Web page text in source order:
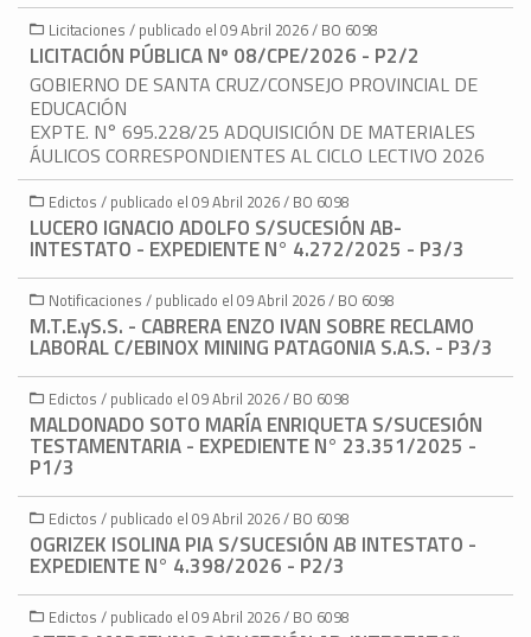
Licitaciones / publicado el 09 Abril 2026 / BO 6098
LICITACIÓN PÚBLICA Nº 08/CPE/2026 - P2/2
GOBIERNO DE SANTA CRUZ/CONSEJO PROVINCIAL DE
EDUCACIÓN
EXPTE. N° 695.228/25 ADQUISICIÓN DE MATERIALES
ÁULICOS CORRESPONDIENTES AL CICLO LECTIVO 2026
Edictos / publicado el 09 Abril 2026 / BO 6098
LUCERO IGNACIO ADOLFO S/SUCESIÓN AB-
INTESTATO - EXPEDIENTE N° 4.272/2025 - P3/3
Notificaciones / publicado el 09 Abril 2026 / BO 6098
M.T.E.yS.S. - CABRERA ENZO IVAN SOBRE RECLAMO
LABORAL C/EBINOX MINING PATAGONIA S.A.S. - P3/3
Edictos / publicado el 09 Abril 2026 / BO 6098
MALDONADO SOTO MARÍA ENRIQUETA S/SUCESIÓN
TESTAMENTARIA - EXPEDIENTE N° 23.351/2025 -
P1/3
Edictos / publicado el 09 Abril 2026 / BO 6098
OGRIZEK ISOLINA PIA S/SUCESIÓN AB INTESTATO -
EXPEDIENTE N° 4.398/2026 - P2/3
Edictos / publicado el 09 Abril 2026 / BO 6098